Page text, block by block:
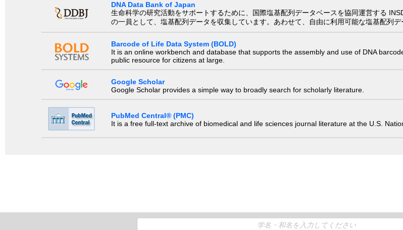
DNA Data Bank of Japan
生命科学の研究活動をサポートするために、国際塩基配列データベースを協同運営する
の一員として、塩基配列データを収集しています。あわせて、自由に利用可能な塩基配列
Barcode of Life Data System (BOLD)
It is an online workbench and database that supports the assembly and use of DNA
public resource for citizens at large.
Google Scholar
Google Scholar provides a simple way to broadly search for scholarly literature.
PubMed Central® (PMC)
It is a free full-text archive of biomedical and life sciences journal literature at the U.S.